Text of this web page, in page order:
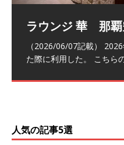
祝！日本航空・マ
トナーシップに
テイタスマッチ
ラウンジ 華 那覇
（2026/06/07記載）
た際に利用した。 こちら
The Coral
ンナプーム国際
(2026/01)
日本航空 羽田空
クラスラウンジ
（2026/03/18記載） 2026
バンコクエアウ
ム国際空港国内
（2026/03/13記載） 2026
人気の記事5選